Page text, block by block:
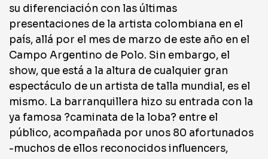
su diferenciación con las últimas
presentaciones de la artista colombiana en el
país, allá por el mes de marzo de este año en el
Campo Argentino de Polo. Sin embargo, el
show, que está a la altura de cualquier gran
espectáculo de un artista de talla mundial, es el
mismo. La barranquillera hizo su entrada con la
ya famosa ?caminata de la loba? entre el
público, acompañada por unos 80 afortunados
-muchos de ellos reconocidos influencers,